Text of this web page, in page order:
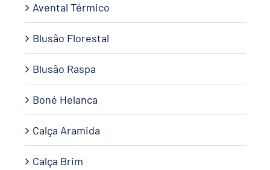
Avental Térmico
Blusão Florestal
Blusão Raspa
Boné Helanca
Calça Aramida
Calça Brim